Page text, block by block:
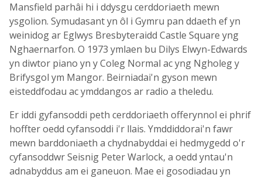
Mansfield parhâi hi i ddysgu cerddoriaeth mewn
ysgolion. Symudasant yn ôl i Gymru pan ddaeth ef yn
weinidog ar Eglwys Bresbyteraidd Castle Square yng
Nghaernarfon. O 1973 ymlaen bu Dilys Elwyn-Edwards
yn diwtor piano yn y Coleg Normal ac yng Ngholeg y
Brifysgol ym Mangor. Beirniadai'n gyson mewn
eisteddfodau ac ymddangos ar radio a theledu.
Er iddi gyfansoddi peth cerddoriaeth offerynnol ei phrif
hoffter oedd cyfansoddi i'r llais. Ymddiddorai'n fawr
mewn barddoniaeth a chydnabyddai ei hedmygedd o'r
cyfansoddwr Seisnig Peter Warlock, a oedd yntau'n
adnabyddus am ei ganeuon. Mae ei gosodiadau yn